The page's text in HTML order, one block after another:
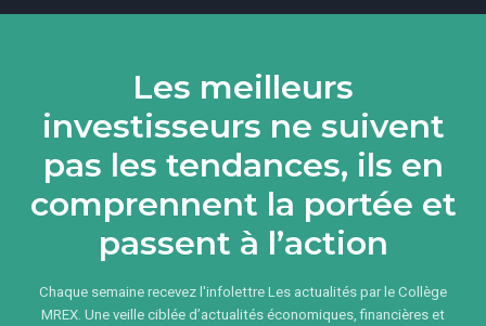
Les meilleurs
investisseurs ne suivent
pas les tendances, ils en
comprennent la portée et
passent à l’action
Chaque semaine recevez l'infolettre Les actualités par le Collège
MREX. Une veille ciblée d’actualités économiques, financières et